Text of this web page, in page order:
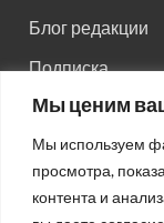
Мы ценим
Мы используем
просмотра,
контента и
Блог редакции
Подписка
Правила
Реклама